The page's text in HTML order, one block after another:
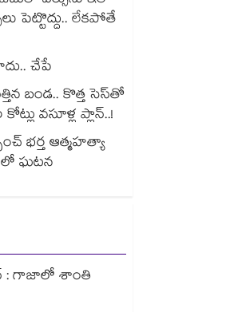
పెట్టొద్దు.. లేకపోతే
చేపే
బండ.. కొత్త సెస్‌తో
వసూళ్ల ప్లాన్..!
భర్త ఆత్మహత్యా
ఘటన
: గాజాలో శాంతి